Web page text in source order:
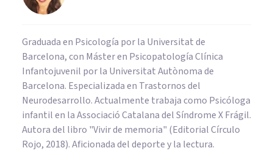
Graduada en Psicología por la Universitat de
Barcelona, con Máster en Psicopatología Clínica
Infantojuvenil por la Universitat Autònoma de
Barcelona. Especializada en Trastornos del
Neurodesarrollo. Actualmente trabaja como Psicóloga
infantil en la Associació Catalana del Síndrome X Frágil.
Autora del libro "Vivir de memoria" (Editorial Círculo
Rojo, 2018). Aficionada del deporte y la lectura.